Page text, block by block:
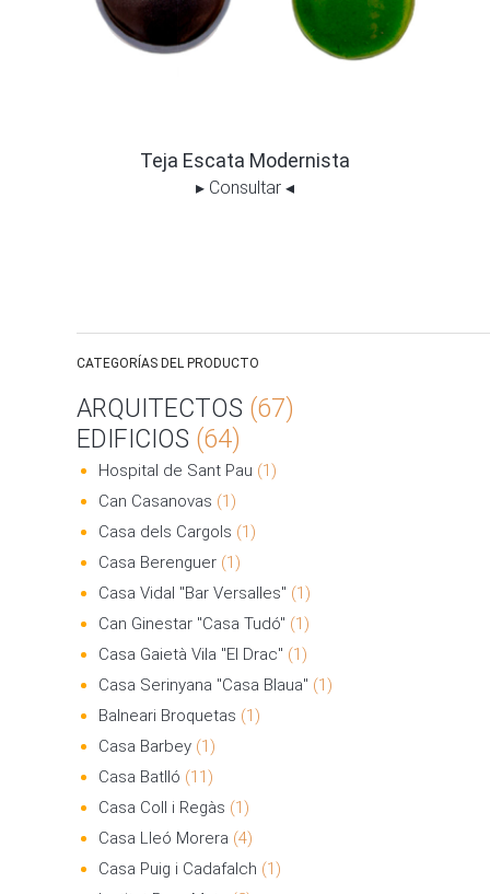
Teja Escata Modernista
▸ Consultar ◂
CATEGORÍAS DEL PRODUCTO
ARQUITECTOS (67)
EDIFICIOS (64)
Hospital de Sant Pau (1)
Can Casanovas (1)
Casa dels Cargols (1)
Casa Berenguer (1)
Casa Vidal "Bar Versalles" (1)
Can Ginestar "Casa Tudó" (1)
Casa Gaietà Vila "El Drac" (1)
Casa Serinyana "Casa Blaua" (1)
Balneari Broquetas (1)
Casa Barbey (1)
Casa Batlló (11)
Casa Coll i Regàs (1)
Casa Lleó Morera (4)
Casa Puig i Cadafalch (1)